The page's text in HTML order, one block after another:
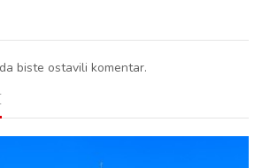
biste ostavili komentar.